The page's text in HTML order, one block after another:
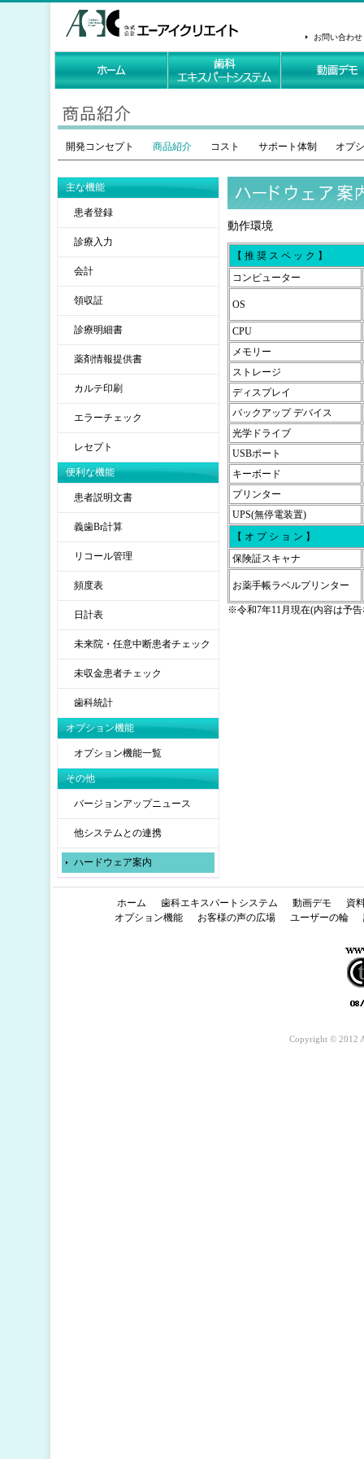
お問い合わせ
開発コンセプト 商品紹介 コスト サポート体制 オプ
主な機能
患者登録
診療入力
会計
領収証
診療明細書
薬剤情報提供書
カルテ印刷
エラーチェック
レセプト
便利な機能
患者説明文書
義歯Br計算
リコール管理
頻度表
日計表
未来院・任意中断患者チェック
未収金患者チェック
歯科統計
オプション機能
オプション機能一覧
その他
バージョンアップニュース
他システムとの連携
ハードウェア案内
動作環境
【 推 奨 ス ペ ッ ク 】
コンピューター
OS
CPU
メモリー
ストレージ
ディスプレイ
バックアップ デバイス
光学ドライブ
USBポート
キーボード
プリンター
UPS(無停電装置)
【 オ プ シ ョ ン 】
保険証スキャナ
お薬手帳ラベルプリンター
※令和7年11月現在(内容は予
ホーム 歯科エキスパートシステム 動画デモ
資
オプション機能
お客様の声の広場 ユーザーの輪
Copyright © 2012